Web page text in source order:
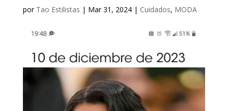
por Tao Estilistas | Mar 31, 2024| Cuidados, MODA